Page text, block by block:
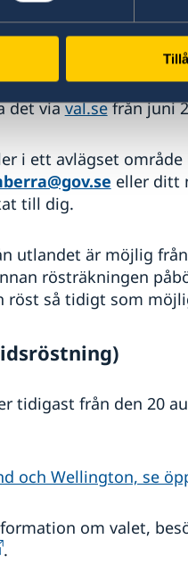
material för
registrerade
ambassaden i
det viaval.sefrån juni
i ett avlägset
eller ditt
till dig.
utlandet är möjlig
rösträkningen
så tidigt som
tidigast från den 20
och Wellington, se
om valet,
.